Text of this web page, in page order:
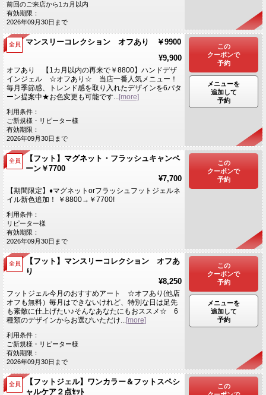
前回のご来店から1カ月以内
有効期限：
2026年09月30日まで
全員
マンスリーコレクション オフあり ￥9900
¥9,900
オフあり 【1カ月以内の再来で￥8800】ハンドデザ
インジェル ☆オフあり☆ 当店一番人気メニュー！
毎月季節感、トレンド感を取り入れたデザインを6パタ
ーン提案中★お色変更も可能です...[more]
利用条件：
ご新規様・リピーター様
有効期限：
2026年09月30日まで
この
クーポンで
予約
メニューを
追加して
予約
全員
【フット】マグネット・フラッシュキャンペ
ーン￥7700
¥7,700
【期間限定】♦マグネットorフラッシュフットジェルネ
イル新色追加！ ￥8800→￥7700!
利用条件：
リピーター様
有効期限：
2026年09月30日まで
この
クーポンで
予約
全員
【フット】マンスリーコレクション オフあ
り
¥8,250
フットジェル今月のおすすめアート ☆オフあり(他店
オフも無料）毎月はできないけれど、特別な日は足先
も素敵に仕上げたい♪そんなあなたにもおススメ☆ 6
種類のデザインからお選びいただけ...[more]
利用条件：
ご新規様・リピーター様
有効期限：
2026年09月30日まで
この
クーポンで
予約
メニューを
追加して
予約
全員
【フットジェル】ワンカラー＆フットスペシ
ャルケア２点ｾｯﾄ
この